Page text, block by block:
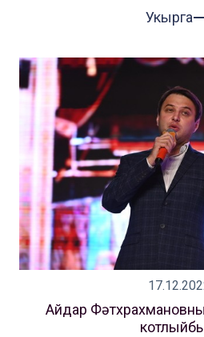
Айдар Фәтхрахмановны